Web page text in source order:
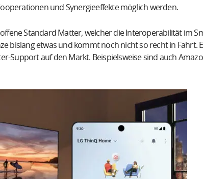
und Synergieeffekte möglich werden.
Standard Matter, welcher die Interoperabilität im
bislang etwas und kommt noch nicht so recht in Fahrt.
Support auf den Markt. Beispielsweise sind auch